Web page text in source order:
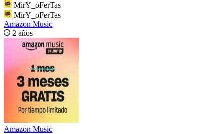
MirY_oFerTas
MirY_oFerTas
Amazon Music
2 años
Amazon Music